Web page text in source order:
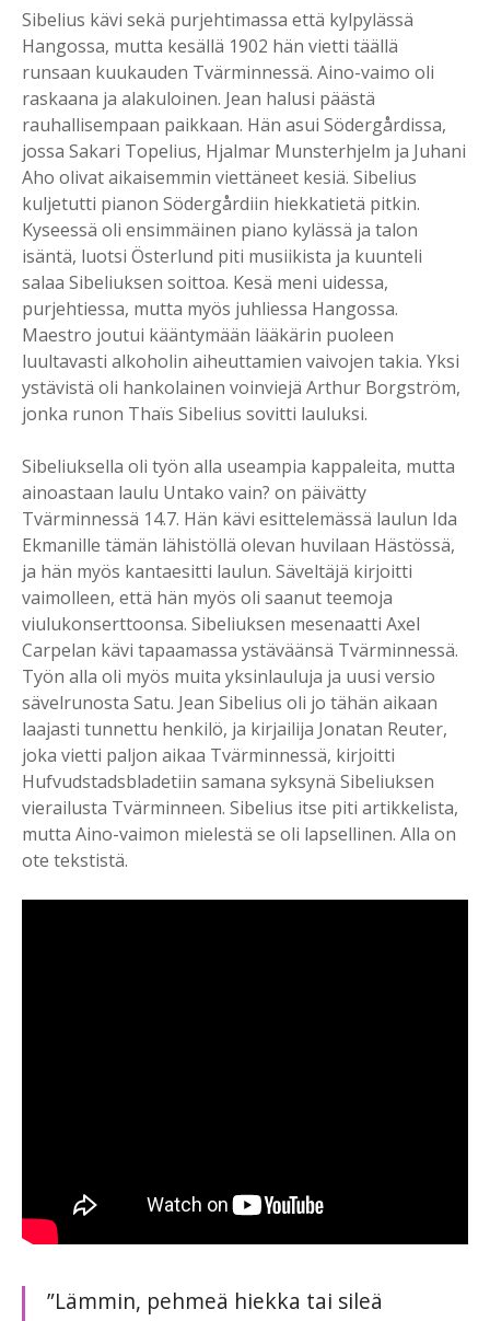
Sibelius kävi sekä purjehtimassa että kylpylässä
Hangossa, mutta kesällä 1902 hän vietti täällä
runsaan kuukauden Tvärminnessä. Aino-vaimo oli
raskaana ja alakuloinen. Jean halusi päästä
rauhallisempaan paikkaan. Hän asui Södergårdissa,
jossa Sakari Topelius, Hjalmar Munsterhjelm ja Juhani
Aho olivat aikaisemmin viettäneet kesiä. Sibelius
kuljetutti pianon Södergårdiin hiekkatietä pitkin.
Kyseessä oli ensimmäinen piano kylässä ja talon
isäntä, luotsi Österlund piti musiikista ja kuunteli
salaa Sibeliuksen soittoa. Kesä meni uidessa,
purjehtiessa, mutta myös juhliessa Hangossa.
Maestro joutui kääntymään lääkärin puoleen
luultavasti alkoholin aiheuttamien vaivojen takia. Yksi
ystävistä oli hankolainen voinviejä Arthur Borgström,
jonka runon Thaïs Sibelius sovitti lauluksi.
Sibeliuksella oli työn alla useampia kappaleita, mutta
ainoastaan laulu Untako vain? on päivätty
Tvärminnessä 14.7. Hän kävi esittelemässä laulun Ida
Ekmanille tämän lähistöllä olevan huvilaan Hästössä,
ja hän myös kantaesitti laulun. Säveltäjä kirjoitti
vaimolleen, että hän myös oli saanut teemoja
viulukonserttoonsa. Sibeliuksen mesenaatti Axel
Carpelan kävi tapaamassa ystäväänsä Tvärminnessä.
Työn alla oli myös muita yksinlauluja ja uusi versio
sävelrunosta Satu. Jean Sibelius oli jo tähän aikaan
laajasti tunnettu henkilö, ja kirjailija Jonatan Reuter,
joka vietti paljon aikaa Tvärminnessä, kirjoitti
Hufvudstadsbladetiin samana syksynä Sibeliuksen
vierailusta Tvärminneen. Sibelius itse piti artikkelista,
mutta Aino-vaimon mielestä se oli lapsellinen. Alla on
ote tekstistä.
”Lämmin, pehmeä hiekka tai sileä